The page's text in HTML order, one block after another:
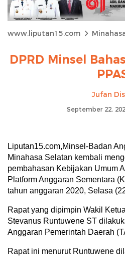
www.liputan15.com
DPRD Minsel
Jufan
September 22,
Liputan15.com,Minsel-Badan
Minahasa Selatan kembali
pembahasan Kebijakan Umum
Platform Anggaran Sementara
tahun anggaran 2020, Selasa
Rapat yang dipimpin Wakil
Stevanus Runtuwene ST
Anggaran Pemerintah Daerah
Rapat ini menurut Runtuwene